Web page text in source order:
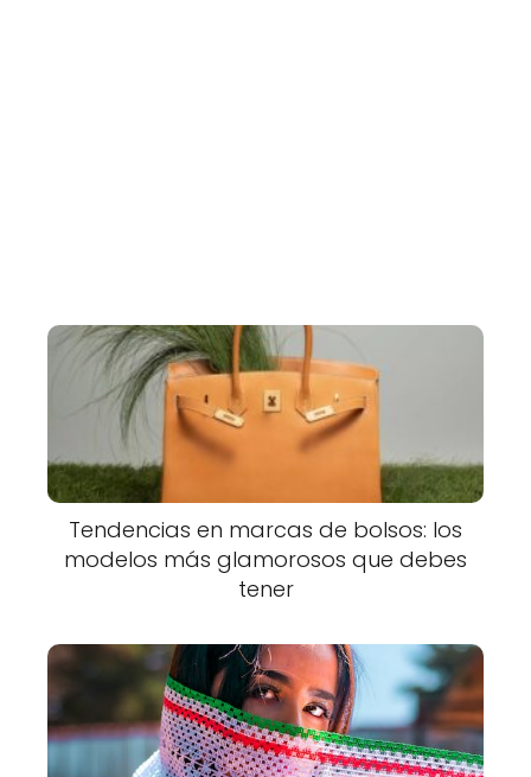
Tendencias en marcas de bolsos: los
modelos más glamorosos que debes
tener